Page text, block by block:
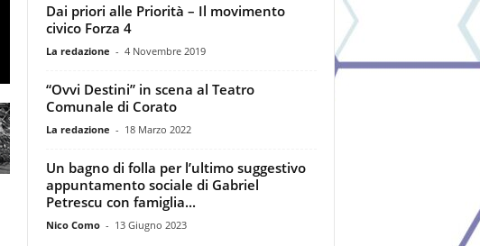
Dai priori alle Priorità – Il movimento
civico Forza 4
La redazione - 4 Novembre 2019
“Ovvi Destini” in scena al Teatro
Comunale di Corato
La redazione - 18 Marzo 2022
Un bagno di folla per l’ultimo suggestivo
appuntamento sociale di Gabriel
Petrescu con famiglia...
Nico Como - 13 Giugno 2023